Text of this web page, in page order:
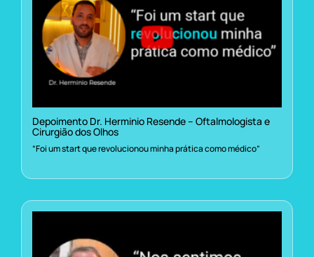
Depoimento Dr. Herminio Resende – Oftalmologista e
Cirurgião dos Olhos
“Foi um start que revolucionou minha prática como médico”